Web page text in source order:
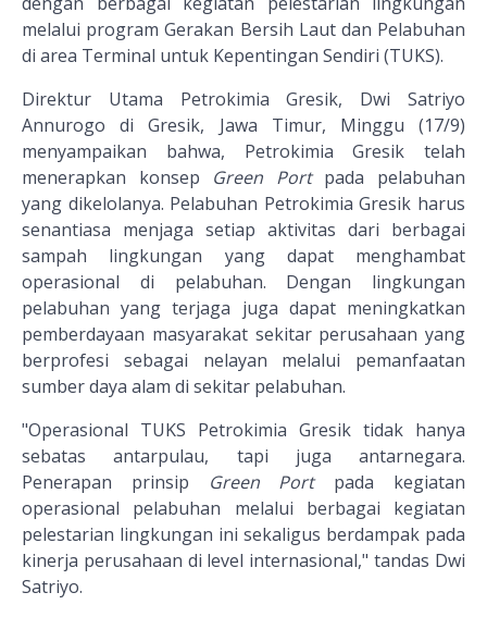
melalui program Gerakan Bersih Laut dan Pelabuhan
di area Terminal untuk Kepentingan Sendiri (TUKS).
Direktur Utama Petrokimia Gresik, Dwi Satriyo
Annurogo di Gresik, Jawa Timur, Minggu (17/9)
menyampaikan bahwa, Petrokimia Gresik telah
menerapkan konsep Green Portpada pelabuhan
yang dikelolanya. Pelabuhan Petrokimia Gresik harus
senantiasa menjaga setiap aktivitas dari berbagai
sampah lingkungan yang dapat menghambat
operasional di pelabuhan. Dengan lingkungan
pelabuhan yang terjaga juga dapat meningkatkan
pemberdayaan masyarakat sekitar perusahaan yang
berprofesi sebagai nelayan melalui pemanfaatan
sumber daya alam di sekitar pelabuhan.
"Operasional TUKS Petrokimia Gresik tidak hanya
sebatas antarpulau, tapi juga antarnegara.
Penerapan prinsip
Green Portpada kegiatan
operasional pelabuhan melalui berbagai kegiatan
pelestarian lingkungan ini sekaligus berdampak pada
kinerja perusahaan di level internasional," tandas Dwi
Satriyo.